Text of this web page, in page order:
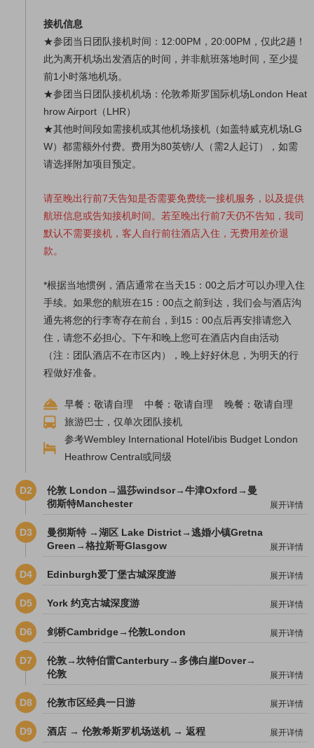
接机信息
★参团当日团队接机时间： 12:00PM ，20:00PM ，仅此2趟！
此为离开机场出发酒店的时间，并非航班落地时间，至少提
前1小时落地机场。
★参团当日团队接机机场：伦敦希斯罗国际机场London Heat
hrow Airport（LHR）
★其他时间段如需接机或其他机场接机 （如盖特威克机场LG
W）都需额外付费。费用为80英镑/人（需2人起订），如需
请选择附加项目预定。
请至晚出行前7天告知是否需要免费统一接机服务，以及提供
航班信息或告知接机时间。若至晚出行前7天仍不告知，我司
默认不需要接机，客人自行前往酒店入住，无费用差价退
款。
*根据当地惯例，酒店通常在当天15：00之后才可以办理入住
手续。如果您的航班在15：00点之前到达，我们会与酒店沟
通先将您的行李寄存在前台，到15：00点后再安排请您入
住，请您不必担心。下午和晚上您可在酒店内自由活动
（注：团队酒店不在市区内），晚上好好休息，为明天的行
程做好准备。
早餐：敬请自理 中餐：敬请自理 晚餐：敬请自理
旅游巴士，仅单次团队接机
参考Wembley International Hotel/ibis Budget London
Heathrow Central或同级
D2
伦敦 London→温莎windsor→牛津Oxford→曼
彻斯特Manchester
展开详情
D3
曼彻斯特 →湖区 Lake District→逃婚小镇Gretna
Green→格拉斯哥Glasgow
展开详情
D4 Edinburgh爱丁堡古城深度游 展开详情
D5 York 约克古城深度游 展开详情
D6 剑桥Cambridge→伦敦London 展开详情
D7
伦敦→坎特伯雷Canterbury→多佛白崖Dover→
伦敦
展开详情
D8 伦敦市区经典一日游 展开详情
D9 酒店 → 伦敦希斯罗机场送机 → 返程 展开详情